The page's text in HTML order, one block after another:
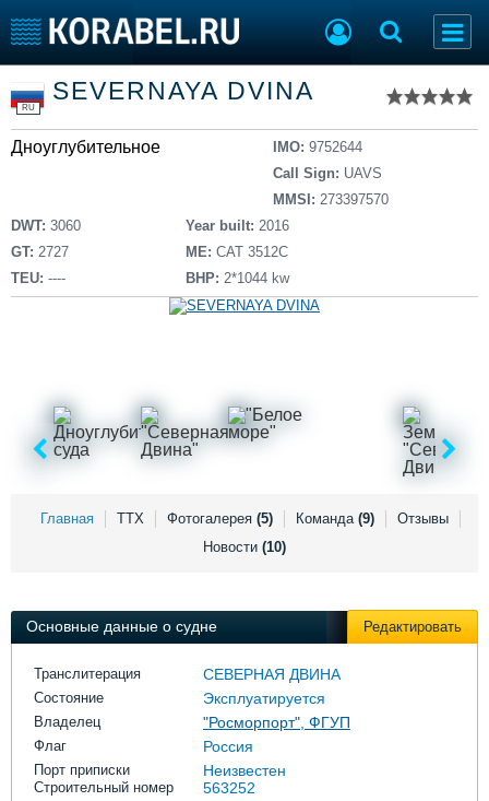
Тип судна
Добавить судно
Добавить проект
Последние 100
Пульс
Новости
Компании
Репутация
Реклама
Торговая площадка
Доска объявлений
Продажа флота
Оборудование
Изделия
Личности
Форум
Отзывы
RU
SEVERNAYA DVINA
Дноуглубительное IMO: 9752644
Call Sign: UAVS
MMSI: 273397570
DWT: 3060
GT: 2727
TEU: ----
Year built: 2016
ME: CAT 3512C
BHP: 2*1044 kw
Главная ТТХ Фотогалерея (5) Команда (9)
Отзывы
Новости (10)
Основные данные о судне Редактировать
Транслитерация СЕВЕРНАЯ ДВИНА
Состояние Эксплуатируется
Владелец "Росморпорт", ФГУП
Флаг Россия
Порт приписки Неизвестен
Строительный номер 563252